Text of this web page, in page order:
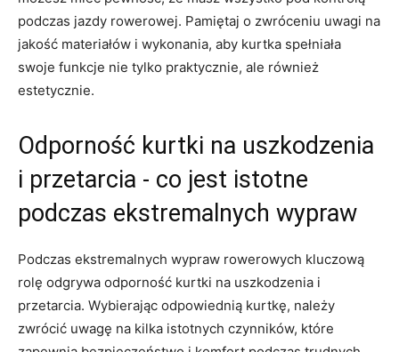
podczas jazdy rowerowej. Pamiętaj o zwróceniu uwagi na
jakość materiałów i wykonania,‌ aby kurtka spełniała
swoje ⁤funkcje nie tylko praktycznie, ale również
estetycznie.
Odporność kurtki na uszkodzenia
i przetarcia ​- co jest istotne
podczas⁣ ekstremalnych‍ wypraw
Podczas ekstremalnych wypraw rowerowych‍ kluczową
rolę odgrywa odporność ⁢kurtki na uszkodzenia i
przetarcia. Wybierając odpowiednią kurtkę, należy
zwrócić ⁢uwagę⁤ na kilka istotnych czynników, które